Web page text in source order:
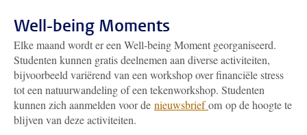
Well-being Moments
Elke maand wordt er een Well-being Moment georganiseerd.
Studenten kunnen gratis deelnemen aan diverse activiteiten,
bijvoorbeeld variërend van een workshop over financiële stress
tot een natuurwandeling of een tekenworkshop. Studenten
kunnen zich aanmelden voor de nieuwsbriefom op de hoogte te
blijven van deze activiteiten.